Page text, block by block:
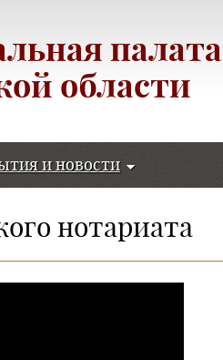
палата
области
и новости
нотариата